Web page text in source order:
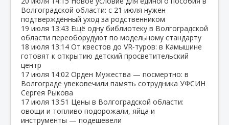
Волгоградской области: с 21 июля нужен
подтверждённый уход за родственником
19 июля 13:43 Ещё одну библиотеку в Волгоградской
области переоборудуют по модельному стандарту
18 июля 13:14 От квестов до VR‑туров: в Камышине
готовят к открытию детский просветительский
центр
17 июля 14:02 Орден Мужества — посмертно: в
Волгограде увековечили память сотрудника УФСИН
Сергея Рыкова
17 июля 13:51 Цены в Волгоградской области:
овощи и топливо подорожали, яйца и
инструменты — подешевели